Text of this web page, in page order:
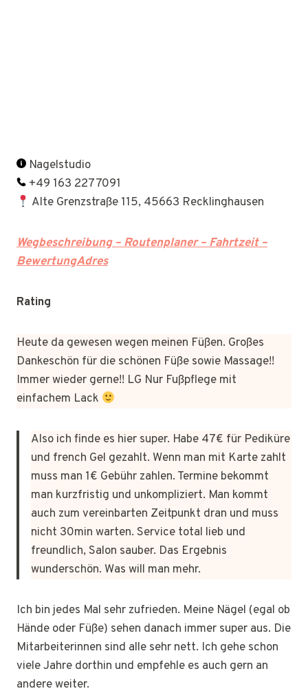
Nagelstudio
+49 163 2277091
Alte Grenzstraße 115, 45663 Recklinghausen
Wegbeschreibung – Routenplaner – Fahrtzeit –
BewertungAdres
Rating
Heute da gewesen wegen meinen Füßen. Großes
Dankeschön für die schönen Füße sowie Massage!!
Immer wieder gerne!! LG Nur Fußpflege mit
einfachem Lack
Also ich finde es hier super. Habe 47€ für Pediküre
und french Gel gezahlt. Wenn man mit Karte zahlt
muss man 1€ Gebühr zahlen. Termine bekommt
man kurzfristig und unkompliziert. Man kommt
auch zum vereinbarten Zeitpunkt dran und muss
nicht 30min warten. Service total lieb und
freundlich, Salon sauber. Das Ergebnis
wunderschön. Was will man mehr.
Ich bin jedes Mal sehr zufrieden. Meine Nägel (egal ob
Hände oder Füße) sehen danach immer super aus. Die
Mitarbeiterinnen sind alle sehr nett. Ich gehe schon
viele Jahre dorthin und empfehle es auch gern an
andere weiter.